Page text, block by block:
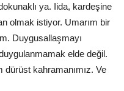
ya. Iida, kardeşine
olmak istiyor. Umarım bir
Duygusallaşmayı
elde değil.
kahramanımız. Ve